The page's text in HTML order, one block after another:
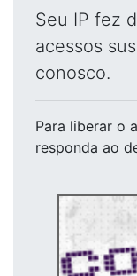
Seu IP fez
acessos
conosco.
Para liberar o
responda ao